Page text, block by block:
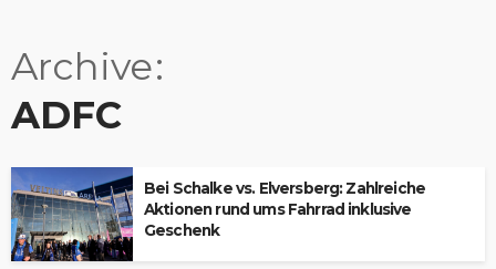
Archive
ADFC
Bei Schalke vs. Elversberg: Zahlreiche
Aktionen rund ums Fahrrad inklusive
Geschenk